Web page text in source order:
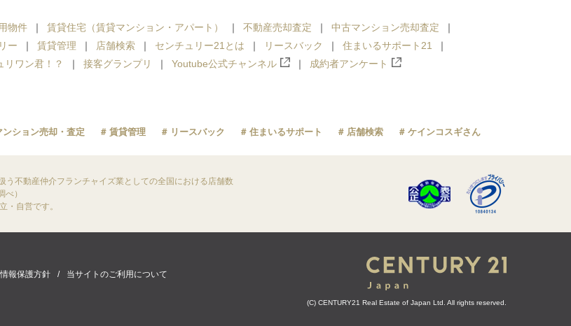
物件 賃貸住宅（賃貸マンション・アパート） 不動産売却査定
中古マンション売却査定
ー 賃貸管理 店舗検索 センチュリー21とは リースバック
住まいるサポート21
リワン君！？ 接客グランプリ Youtube公式チャンネル 成約者アンケート
ンション売却・査定 賃貸管理 リースバック 住まいるサポート 店舗検索 ケインコスギさん
不動産仲介フランチャイズ業としての全国における店舗数
）
・自営です。
報保護方針
当サイトのご利用について
(C) CENTURY21 Real Estate of Japan Ltd. All rights reserved.